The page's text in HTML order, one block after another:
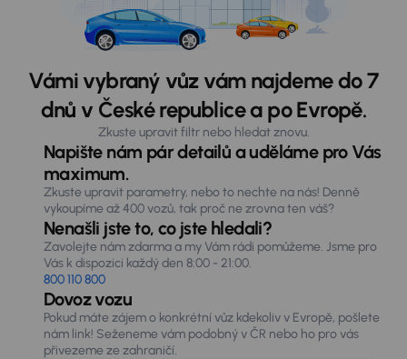
Vámi vybraný vůz vám najdeme do 7
dnů v České republice a po Evropě.
Zkuste upravit filtr nebo hledat znovu.
Napište nám pár detailů a uděláme pro Vás
maximum.
Zkuste upravit parametry, nebo to nechte na nás! Denně
vykoupíme až 400 vozů, tak proč ne zrovna ten váš?
Nenašli jste to, co jste hledali?
Zavolejte nám zdarma a my Vám rádi pomůžeme. Jsme pro
Vás k dispozici každý den 8:00 - 21:00.
800 110 800
Dovoz vozu
Pokud máte zájem o konkrétní vůz kdekoliv v Evropě, pošlete
nám link! Seženeme vám podobný v ČR nebo ho pro vás
přivezeme ze zahraničí.